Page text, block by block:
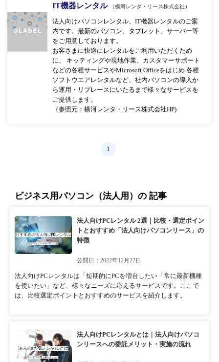
IT機器レンタル （横河レンタ・リース株式会社）
法人向けパソコンレンタル、IT機器レンタルのご案
内です。最新のパソコン、タブレット、サーバー等
をご用意しております。
お客さまに快適にレンタルをご利用いただくため
に、 キッティングや現地作業、カスタマーサポート
などの各種サービスやMicrosoft Officeをはじめ 各種
ソフトウエアレンタルなど、社内パソコンの導入か
ら運用・リプレースにいたるまで様々なサービスを
ご提供します。
（参照元：横河レンタ・リース株式会社HP)
1
ビジネス用パソコン（法人用）の 記事
法人向けPCレンタル 2選｜比較・選定ポイン
トとおすすめ「法人向けパソコンリース」の
特徴
公開日：2022年12月27日
法人向けPCレンタルは「短期的にPCを増台したい「常に最新機種
を使いたい」など、様々なニーズに応えるサービスです。ここで
は、比較選定ポイントとおすすめのサービスを紹介します。
法人向けPCレンタルとは｜法人向けパソコ
ンリースへの委託メリット・実施の流れ